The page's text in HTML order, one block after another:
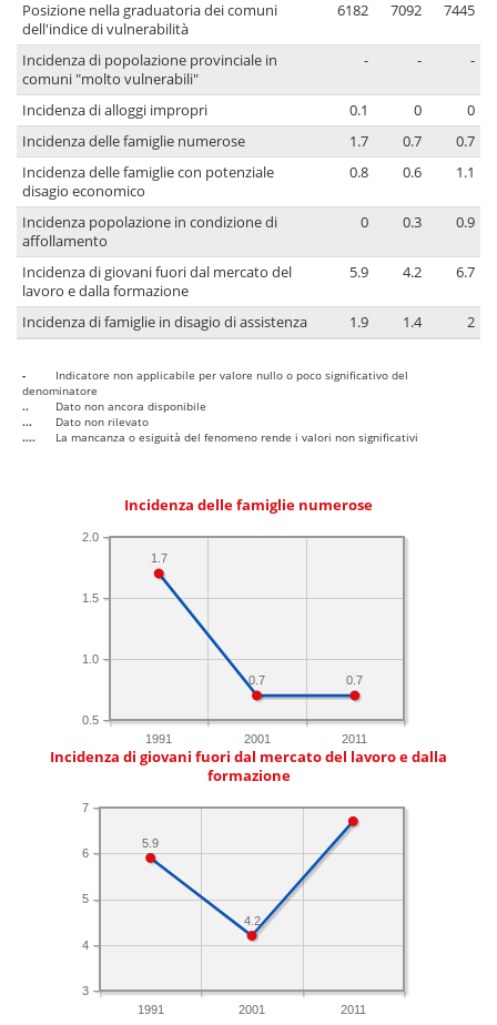
Posizione nella graduatoria dei comuni
dell'indice di vulnerabilità
6182 7092 7445
Incidenza di popolazione provinciale in
comuni "molto vulnerabili"
- - -
Incidenza di alloggi impropri 0.1 0
0
Incidenza delle famiglie numerose
1.7 0.7
0.7
Incidenza delle famiglie con potenziale
disagio economico
0.8 0.6 1.1
Incidenza popolazione in condizione di
affollamento
0 0.3 0.9
Incidenza di giovani fuori dal mercato del
lavoro e dalla formazione
5.9 4.2 6.7
Incidenza di famiglie in disagio di assistenza 1.9 1.4 2
-
Indicatore non applicabile per valore nullo o poco significativo del
denominatore
..
Dato non ancora disponibile
...
Dato non rilevato
....
La mancanza o esiguità del fenomeno rende i valori non significativi
Incidenza delle famiglie numerose
1991 2001 2011
0.5
1.0
1.5
2.0
0.7
0.7
1.7
Incidenza di giovani fuori dal mercato del lavoro e dalla
formazione
1991 2001 2011
3
4
5
6
7
4.2
5.9